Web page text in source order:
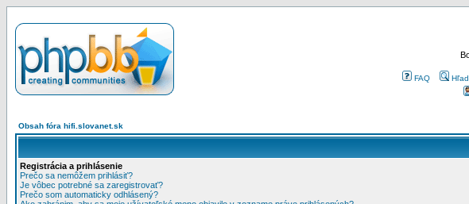
FAQ
Obsah fóra hifi.slovanet.sk
Registrácia a prihlásenie
Prečo sa nemôžem prihlásiť?
Je vôbec potrebné sa zaregistrovať?
Prečo som automaticky odhlásený?